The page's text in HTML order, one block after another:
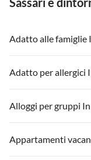
Adatto alle famiglie
Adatto per allergici
Alloggi per gruppi
Appartamenti